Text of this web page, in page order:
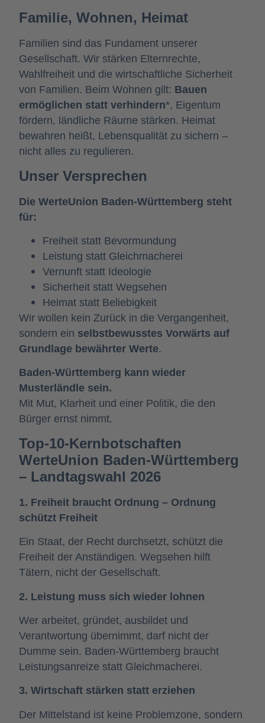
Familie, Wohnen, Heimat
Familien sind das Fundament unserer
Gesellschaft. Wir stärken Elternrechte,
Wahlfreiheit und die wirtschaftliche Sicherheit
von Familien. Beim Wohnen gilt: Bauen
ermöglichen statt verhindern*, Eigentum
fördern, ländliche Räume stärken. Heimat
bewahren heißt, Lebensqualität zu sichern –
nicht alles zu regulieren.
Unser Versprechen
Die WerteUnion Baden-Württemberg steht
für:
Freiheit statt Bevormundung
Leistung statt Gleichmacherei
Vernunft statt Ideologie
Sicherheit statt Wegsehen
Heimat statt Beliebigkeit
Wir wollen kein Zurück in die Vergangenheit,
sondern ein selbstbewusstes Vorwärts auf
Grundlage bewährter Werte.
Baden-Württemberg kann wieder
Musterländle sein.
Mit Mut, Klarheit und einer Politik, die den
Bürger ernst nimmt.
Top-10-Kernbotschaften
WerteUnion Baden-Württemberg
– Landtagswahl 2026
1. Freiheit braucht Ordnung – Ordnung
schützt Freiheit
Ein Staat, der Recht durchsetzt, schützt die
Freiheit der Anständigen. Wegsehen hilft
Tätern, nicht der Gesellschaft.
2. Leistung muss sich wieder lohnen
Wer arbeitet, gründet, ausbildet und
Verantwortung übernimmt, darf nicht der
Dumme sein. Baden-Württemberg braucht
Leistungsanreize statt Gleichmacherei.
3. Wirtschaft stärken statt erziehen
Der Mittelstand ist keine Problemzone, sondern